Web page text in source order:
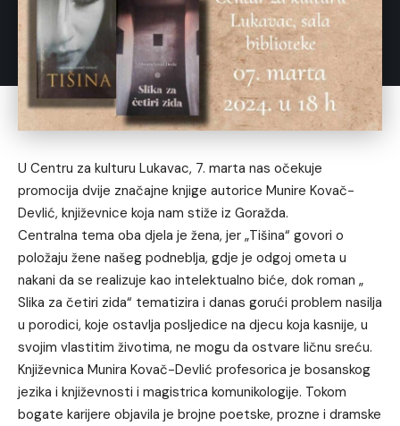
U Centru za kulturu Lukavac, 7. marta nas očekuje
promocija dvije značajne knjige autorice Munire Kovač-
Devlić, književnice koja nam stiže iz Goražda.
Centralna tema oba djela je žena, jer „Tišina“ govori o
položaju žene našeg podneblja, gdje je odgoj ometa u
nakani da se realizuje kao intelektualno biće, dok roman „
Slika za četiri zida“ tematizira i danas gorući problem nasilja
u porodici, koje ostavlja posljedice na djecu koja kasnije, u
svojim vlastitim životima, ne mogu da ostvare ličnu sreću.
Književnica Munira Kovač-Devlić profesorica je bosanskog
jezika i književnosti i magistrica komunikologije. Tokom
bogate karijere objavila je brojne poetske, prozne i dramske